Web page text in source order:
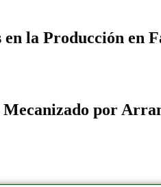
la Producción en
Mecanizado por